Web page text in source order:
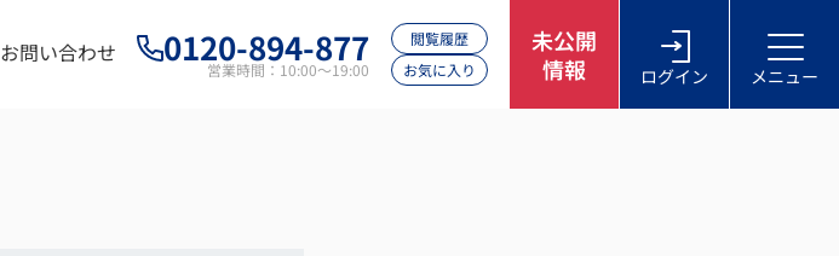
お問い合わせ 0120-894-877
営業時間：10:00～19:00
閲覧履歴
お気に入り
未公開
情報
ログイン メニュー